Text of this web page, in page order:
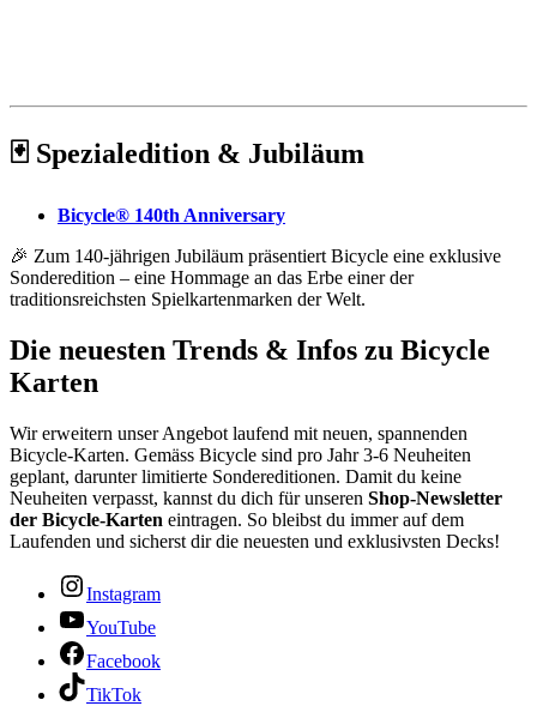
🃏 Spezialedition & Jubiläum
Bicycle® 140th Anniversary
🎉 Zum 140-jährigen Jubiläum präsentiert Bicycle eine exklusive
Sonderedition – eine Hommage an das Erbe einer der
traditionsreichsten Spielkartenmarken der Welt.
Die neuesten Trends & Infos zu Bicycle
Karten
Wir erweitern unser Angebot laufend mit neuen, spannenden
Bicycle-Karten. Gemäss Bicycle sind pro Jahr 3-6 Neuheiten
geplant, darunter limitierte Sondereditionen. Damit du keine
Neuheiten verpasst, kannst du dich für unseren Shop-Newsletter
der Bicycle-Karten eintragen. So bleibst du immer auf dem
Laufenden und sicherst dir die neuesten und exklusivsten Decks!
Instagram
YouTube
Facebook
TikTok